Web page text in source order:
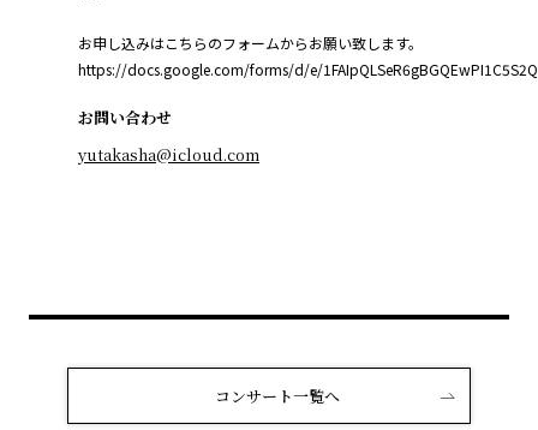
お申し込みはこちらのフォームからお願い致します。
https://docs.google.com/forms/d/e/
お問い合わせ
yutakasha@icloud.com
コンサート一覧へ